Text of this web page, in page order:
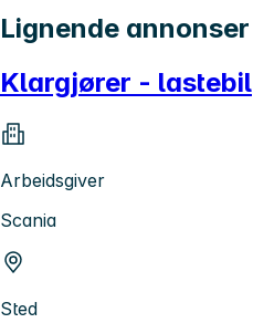
Lignende annonser
Klargjører - lastebil
Arbeidsgiver
Scania
Sted